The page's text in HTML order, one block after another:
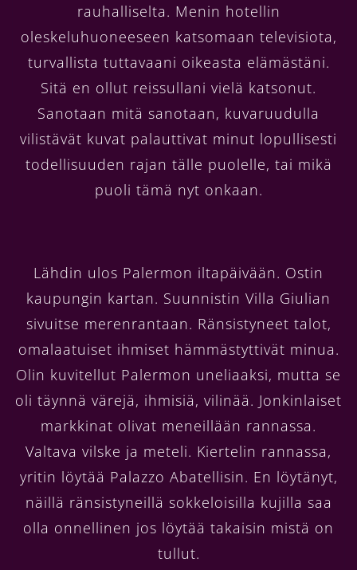
rauhalliselta. Menin hotellin
oleskeluhuoneeseen katsomaan televisiota,
turvallista tuttavaani oikeasta elämästäni.
Sitä en ollut reissullani vielä katsonut.
Sanotaan mitä sanotaan, kuvaruudulla
vilistävät kuvat palauttivat minut lopullisesti
todellisuuden rajan tälle puolelle, tai mikä
puoli tämä nyt onkaan.
Lähdin ulos Palermon iltapäivään. Ostin
kaupungin kartan. Suunnistin Villa Giulian
sivuitse merenrantaan. Ränsistyneet talot,
omalaatuiset ihmiset hämmästyttivät minua.
Olin kuvitellut Palermon uneliaaksi, mutta se
oli täynnä värejä, ihmisiä, vilinää. Jonkinlaiset
markkinat olivat meneillään rannassa.
Valtava vilske ja meteli. Kiertelin rannassa,
yritin löytää Palazzo Abatellisin. En löytänyt,
näillä ränsistyneillä sokkeloisilla kujilla saa
olla onnellinen jos löytää takaisin mistä on
tullut.